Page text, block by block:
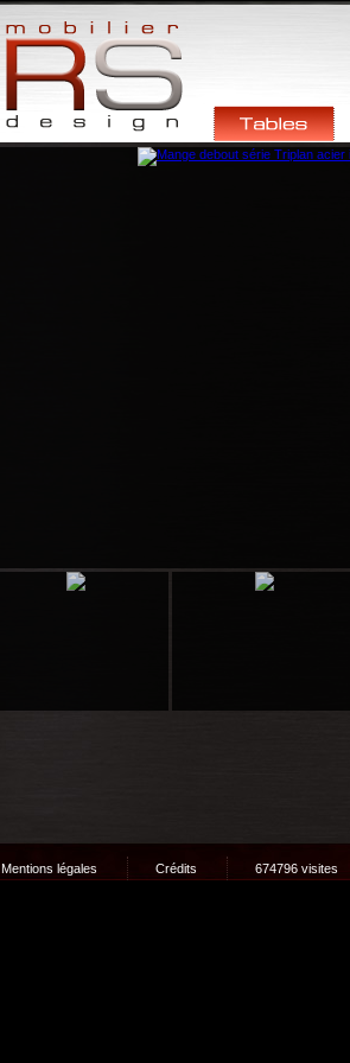
Tables
Mentions légales Crédits 674796 visites